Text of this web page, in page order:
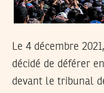
Le 4 décembre
décidé de déférer
devant le tribunal